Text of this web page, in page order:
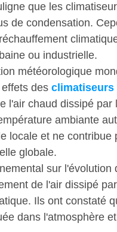
que les
de condensation.
ou industrielle.
météorologique
des climatiseurs
l'air chaud dissipé
ambiante
locale et ne contribue
globale.
sur
de l'air dissipé
Ils ont constaté
dans l'atmosphère